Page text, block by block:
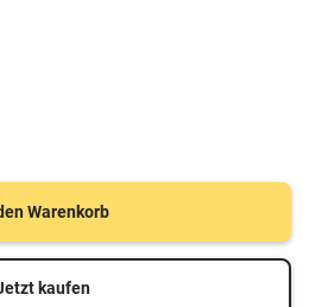
Warenkorb
kaufen